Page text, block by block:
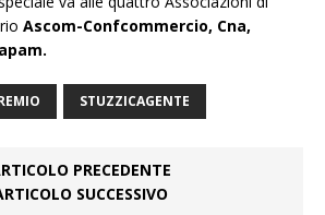
Ascom-Confcommercio, Cna,
.
STUZZICAGENTE
PRECEDENTE
SUCCESSIVO